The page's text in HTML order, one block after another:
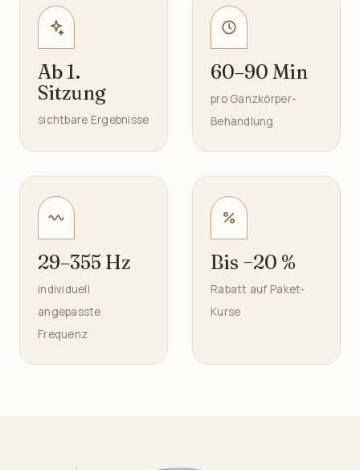
Ab 1.
Sitzung
sichtbare Ergebnisse
60–90 Min
pro Ganzkörper-
Behandlung
29–355 Hz
individuell
angepasste
Frequenz
Bis −20 %
Rabatt auf Paket-
Kurse